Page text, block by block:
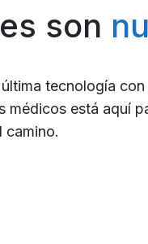
son
tecnología
médicos está aquí
camino.